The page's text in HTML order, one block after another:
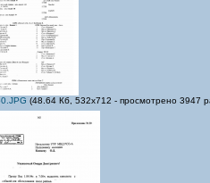
(48.64 Кб, 532x712 - просмотрено 3947